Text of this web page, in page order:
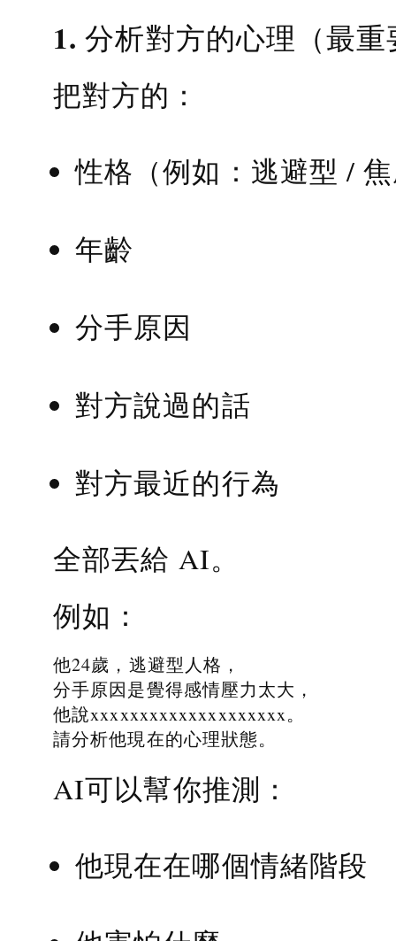
1. 分析對方的心理（最
把對方的：
性格（例如：逃避型 /
年齡
分手原因
對方說過的話
對方最近的行為
全部丟給 AI。
例如：
他24歲，逃避型人格，
分手原因是覺得感情壓力太大，
他說xxxxxxxxxxxxxxxxxxxx。
請分析他現在的心理狀態。
AI可以幫你推測：
他現在在哪個情緒階段